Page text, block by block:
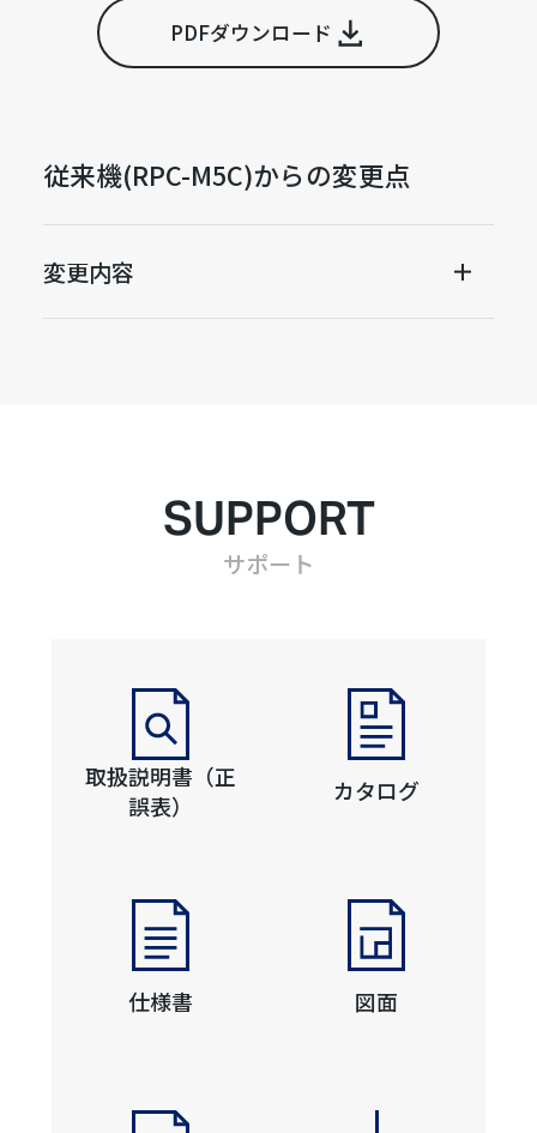
PDFダウンロード
従来機(RPC-M5C)からの変更点
変更内容
SUPPORT
サポート
取扱説明書（正
誤表）
カタログ
仕様書 図面